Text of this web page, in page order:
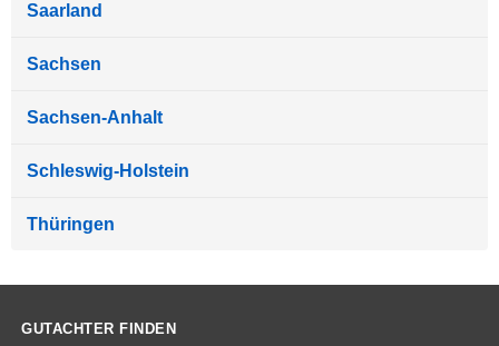
Saarland
Sachsen
Sachsen-Anhalt
Schleswig-Holstein
Thüringen
GUTACHTER FINDEN